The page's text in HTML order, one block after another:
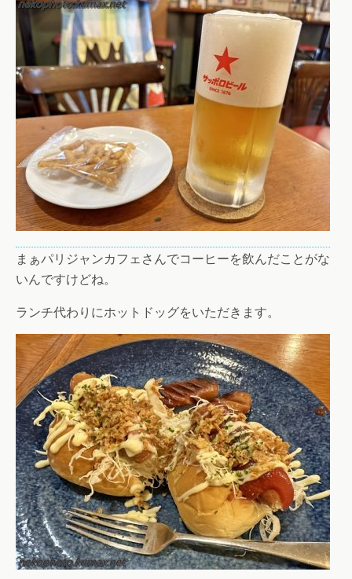
まぁパリジャンカフェさんでコーヒーを飲んだことがな
いんですけどね。
ランチ代わりにホットドッグをいただきます。